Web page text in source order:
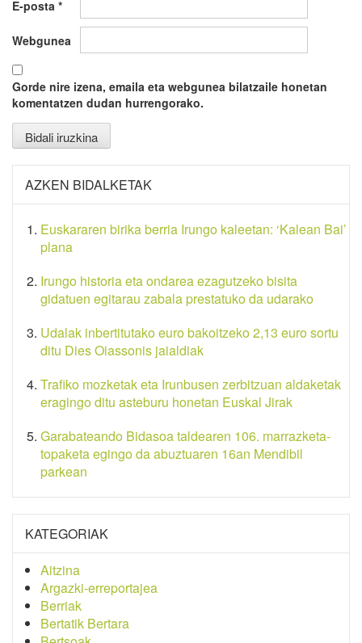
E-posta *
Webgunea
Gorde nire izena, emaila eta webgunea bilatzaile honetan
komentatzen dudan hurrengorako.
AZKEN BIDALKETAK
Euskararen birika berria Irungo kaleetan: ‘Kalean Bai’
plana
Irungo historia eta ondarea ezagutzeko bisita
gidatuen egitarau zabala prestatuko da udarako
Udalak inbertitutako euro bakoitzeko 2,13 euro sortu
ditu Dies Oiassonis jaialdiak
Trafiko mozketak eta Irunbusen zerbitzuan aldaketak
eragingo ditu asteburu honetan Euskal Jirak
Garabateando Bidasoa taldearen 106. marrazketa-
topaketa egingo da abuztuaren 16an Mendibil
parkean
KATEGORIAK
Aitzina
Argazki-erreportajea
Berriak
Bertatik Bertara